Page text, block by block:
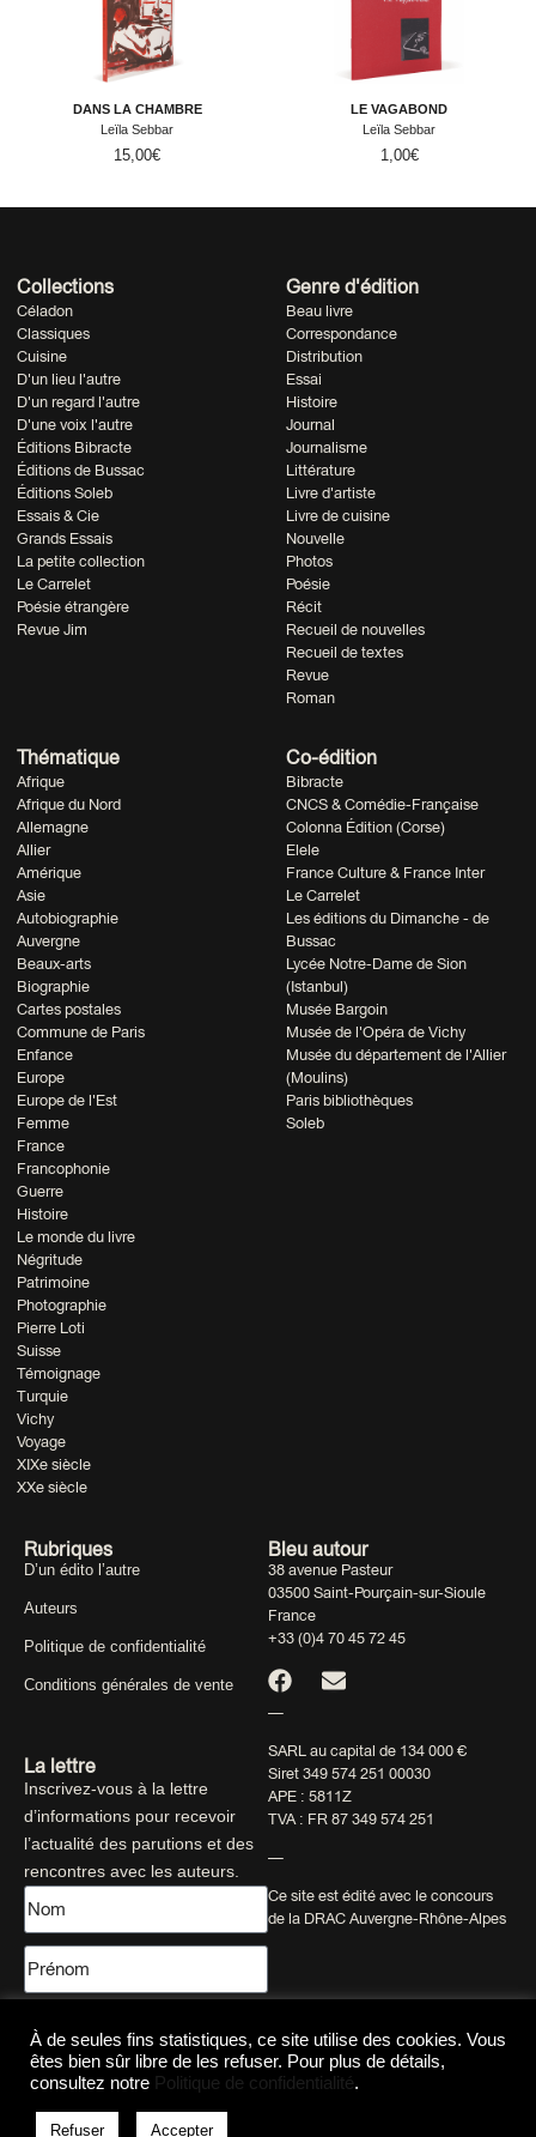
DANS LA CHAMBRE
Leïla Sebbar
15,00€
LE VAGABOND
Leïla Sebbar
1,00€
Collections
Céladon
Classiques
Cuisine
D'un lieu l'autre
D'un regard l'autre
D'une voix l'autre
Éditions Bibracte
Éditions de Bussac
Éditions Soleb
Essais & Cie
Grands Essais
La petite collection
Le Carrelet
Poésie étrangère
Revue Jim
Genre d'édition
Beau livre
Correspondance
Distribution
Essai
Histoire
Journal
Journalisme
Littérature
Livre d'artiste
Livre de cuisine
Nouvelle
Photos
Poésie
Récit
Recueil de nouvelles
Recueil de textes
Revue
Roman
Thématique
Afrique
Afrique du Nord
Allemagne
Allier
Amérique
Asie
Autobiographie
Auvergne
Beaux-arts
Biographie
Cartes postales
Commune de Paris
Enfance
Europe
Europe de l'Est
Femme
France
Francophonie
Guerre
Histoire
Le monde du livre
Négritude
Patrimoine
Photographie
Pierre Loti
Suisse
Témoignage
Turquie
Vichy
Voyage
XIXe siècle
XXe siècle
Co-édition
Bibracte
CNCS & Comédie-Française
Colonna Édition (Corse)
Elele
France Culture & France Inter
Le Carrelet
Les éditions du Dimanche - de
Bussac
Lycée Notre-Dame de Sion
(Istanbul)
Musée Bargoin
Musée de l'Opéra de Vichy
Musée du département de l'Allier
(Moulins)
Paris bibliothèques
Soleb
Rubriques
D’un édito l’autre
Auteurs
Politique de confidentialité
Conditions générales de vente
La lettre
Inscrivez-vous à la lettre
d’informations pour recevoir
l’actualité des parutions et des
rencontres avec les auteurs.
Envoyer
Bleu autour
38 avenue Pasteur
03500 Saint-Pourçain-sur-Sioule
France
+33 (0)4 70 45 72 45
—
SARL au capital de 134 000 €
Siret 349 574 251 00030
APE : 5811Z
TVA : FR 87 349 574 251
—
Ce site est édité avec le concours
de la DRAC Auvergne-Rhône-Alpes
À de seules fins statistiques, ce site utilise des cookies. Vous
êtes bien sûr libre de les refuser. Pour plus de détails,
consultez notre Politique de confidentialité.
Refuser Accepter